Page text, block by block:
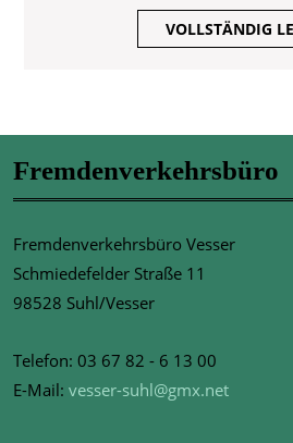
VOLLSTÄNDIG
Fremdenverkehrsbüro
Fremdenverkehrsbüro Vesser
Schmiedefelder Straße 11
98528 Suhl/Vesser
Telefon: 03 67 82 - 6 13 00
E-Mail: vesser-suhl@gmx.net